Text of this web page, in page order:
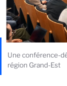
Une conférence-
région Grand-Est